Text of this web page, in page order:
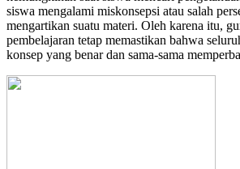
siswa mengalami miskonsepsi atau salah
mengartikan suatu materi. Oleh karena itu,
pembelajaran tetap memastikan bahwa
konsep yang benar dan sama-sama